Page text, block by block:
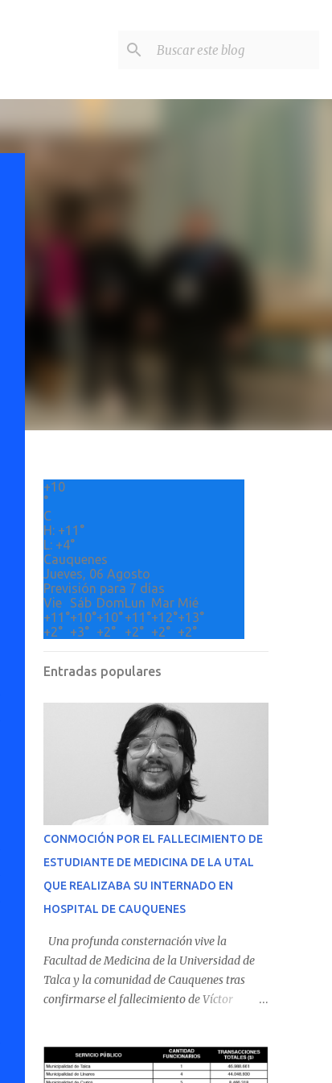
+10
°
C
H: +11°
L: +4°
Cauquenes
Jueves, 06 Agosto
Previsión para 7 días
Vie
Sáb DomLun Mar Mié
+11°+10°+10°+11°+12°+13°
+2° +3° +2° +2° +2° +2°
Entradas populares
CONMOCIÓN POR EL FALLECIMIENTO DE
ESTUDIANTE DE MEDICINA DE LA UTAL
QUE REALIZABA SU INTERNADO EN
HOSPITAL DE CAUQUENES
Una profunda consternación vive la
Facultad de Medicina de la Universidad de
Talca y la comunidad de Cauquenes tras
confirmarse el fallecimiento de Víctor
Cauquenes. De acuerdo con los antecedentes
conocidos, el joven se presentó a cumplir su